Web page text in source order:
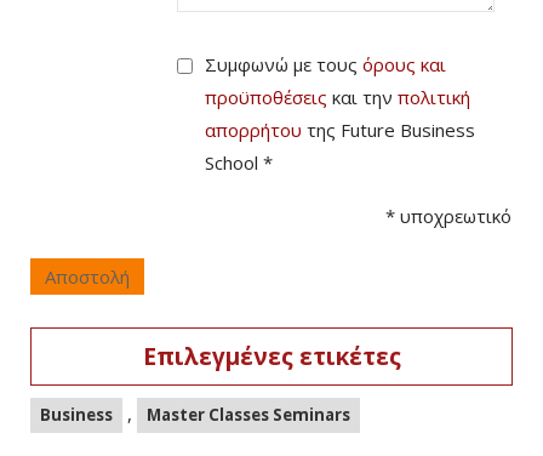
Συμφωνώ με τους όρους και
προϋποθέσεις και την πολιτική
απορρήτου της Future Business
School *
* υποχρεωτικό
Αποστολή
Επιλεγμένες ετικέτες
Business , Master Classes Seminars